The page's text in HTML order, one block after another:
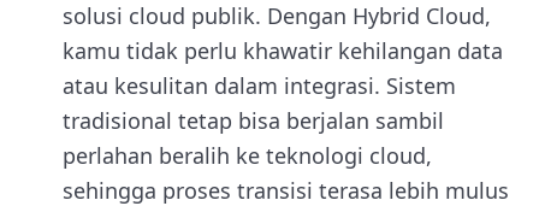
solusi cloud publik. Dengan Hybrid Cloud,
kamu tidak perlu khawatir kehilangan data
atau kesulitan dalam integrasi. Sistem
tradisional tetap bisa berjalan sambil
perlahan beralih ke teknologi cloud,
sehingga proses transisi terasa lebih mulus